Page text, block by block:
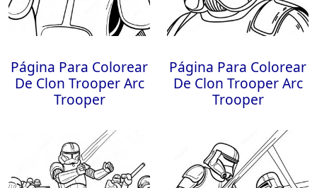
Página Para Colorear
De Clon Trooper Arc
Trooper
Página Para Colorear
De Clon Trooper Arc
Trooper